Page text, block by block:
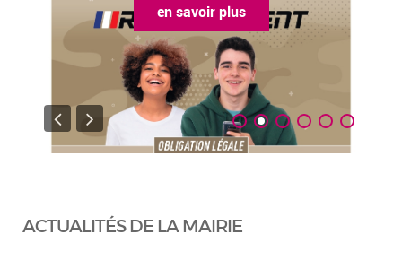
en savoir plus
ACTUALITÉS DE LA MAIRIE